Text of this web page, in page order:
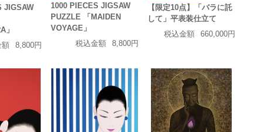
JIGSAW
」
額
8,800円
1000 PIECES JIGSAW
PUZZLE 「MAIDEN
VOYAGE」
税込金額
8,800円
【限定10点】「バラに託
して」平表装仕立て
税込金額
660,000円